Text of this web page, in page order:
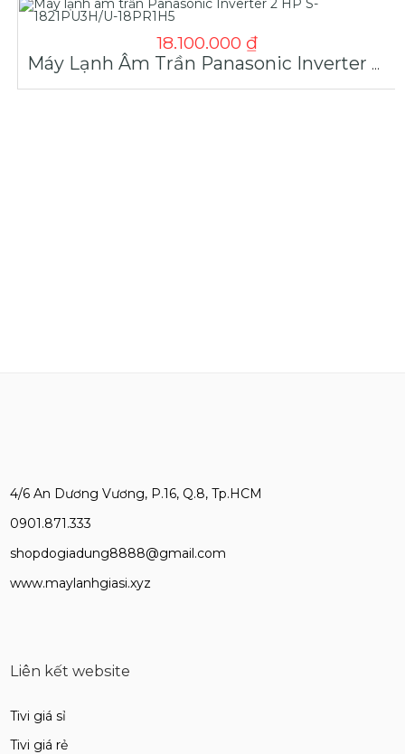
18.100.000 ₫
Máy Lạnh Âm Trần Panasonic Inverter 2 HP S-1821PU3H/U-18PR1H5
4/6 An Dương Vương, P.16, Q.8, Tp.HCM
0901.871.333
shopdogiadung8888@gmail.com
www.maylanhgiasi.xyz
Liên kết website
Tivi giá sỉ
Tivi giá rẻ